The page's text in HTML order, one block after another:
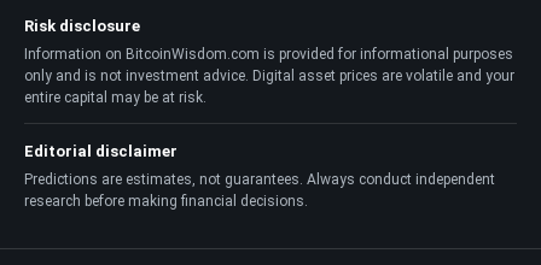
Risk disclosure
Information on BitcoinWisdom.com is provided for informational purposes
only and is not investment advice. Digital asset prices are volatile and your
entire capital may be at risk.
Editorial disclaimer
Predictions are estimates, not guarantees. Always conduct independent
research before making financial decisions.